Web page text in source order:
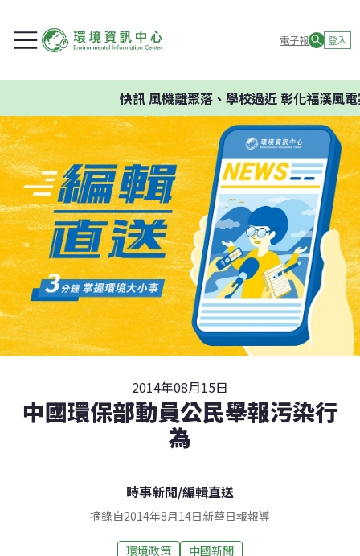
電子報 登入
快訊風機離聚落、學校過近 彰化福漢風電
2014年08月15日
中國環保部動員公民舉報污染行
為
時事新聞/編輯直送
摘錄自2014年8月14日新華日報報導
環境政策 中國新聞